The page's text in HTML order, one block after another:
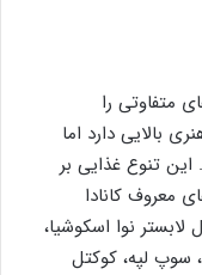
متفاوتی را
بالایی دارد اما
تنوع غذایی بر
معروف كانادا
نوا اسكوشیا،
سوپ لپه، كوكتل